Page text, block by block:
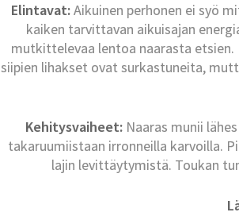
Elintavat:Aikuinen perhonen ei syö
kaiken tarvittavan aikuisajan
mutkittelevaa lentoa naarasta etsien.
siipien lihakset ovat surkastuneita,
Kehitysvaiheet:Naaras munii
takaruumiistaan irronneilla karvoilla.
lajin levittäytymistä. Toukan